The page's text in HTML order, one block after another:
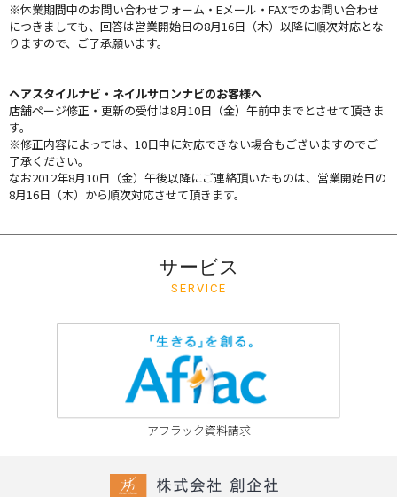
※休業期間中のお問い合わせフォーム・Eメール・FAXでのお問い合わせ
につきましても、回答は営業開始日の8月16日（木）以降に順次対応とな
りますので、ご了承願います。
ヘアスタイルナビ・ネイルサロンナビのお客様へ
店舗ページ修正・更新の受付は8月10日（金）午前中までとさせて頂きま
す。
※修正内容によっては、10日中に対応できない場合もございますのでご
了承ください。
なお2012年8月10日（金）午後以降にご連絡頂いたものは、営業開始日の
8月16日（木）から順次対応させて頂きます。
サービス
SERVICE
アフラック資料請求